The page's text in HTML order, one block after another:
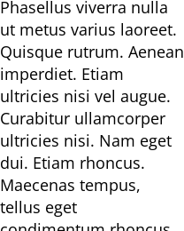
Phasellus viverra nulla
ut metus varius laoreet.
Quisque rutrum. Aenean
imperdiet. Etiam
ultricies nisi vel augue.
Curabitur ullamcorper
ultricies nisi. Nam eget
dui. Etiam rhoncus.
Maecenas tempus,
tellus eget